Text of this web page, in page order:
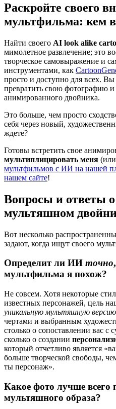
Раскройте своего
мультфильма: кем
Найти своего AI look alike
мимолетное развлечение; это
творческое самовыражение и
инструментами, как
просто и доступно для всех.
превратить свою фотографию и
анимированного двойника.
Это больше, чем просто
себя через новый,
ждете?
Готовы встретить свое
мультиплицировать меня
мультфильмов с ИИ на нашей
нашем сайте!
Вопросы и ответы
мультяшном
Вот несколько
задают, когда ищут своего
Определит ли ИИ точно
мультфильма я похож?
Не совсем. Хотя некоторые
известных персонажей, цель
уникальную мультяшную
чертами и выбранным
столько о сопоставлении вас
сколько о создании
который отчетливо является
больше творческой свободы,
ты персонаж».
Какое фото лучше всего
мультяшного образа?